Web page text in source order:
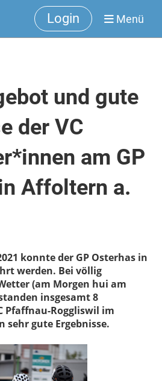
Login Menü
und gute
der VC
am GP
Affoltern a.
konnte der GP Osterhas in
werden. Bei völlig
(am Morgen hui am
insgesamt 8
Pfaffnau-Roggliswil im
sehr gute Ergebnisse.